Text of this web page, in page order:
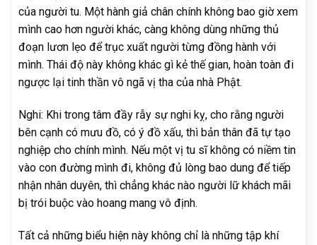
của người tu. Một hành giả chân chính không bao giờ xem
mình cao hơn người khác, càng không dùng những thủ
đoạn lươn lẹo để trục xuất người từng đồng hành với
mình. Thái độ này không khác gì kẻ thế gian, hoàn toàn đi
ngược lại tinh thần vô ngã vị tha của nhà Phật.
Nghi: Khi trong tâm đầy rẫy sự nghi kỵ, cho rằng người
bên cạnh có mưu đồ, có ý đồ xấu, thì bản thân đã tự tạo
nghiệp cho chính mình. Nếu một vị tu sĩ không có niềm tin
vào con đường mình đi, không đủ lòng bao dung để tiếp
nhận nhân duyên, thì chẳng khác nào người lữ khách mãi
bị trói buộc vào hoang mang vô định.
Tất cả những biểu hiện này không chỉ là những tập khí